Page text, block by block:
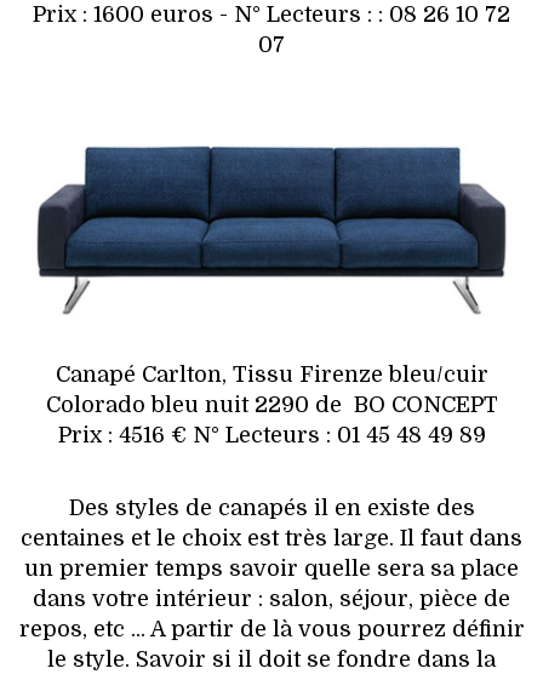
Prix : 1600 euros - N° Lecteurs : : 08 26 10 72
07
Canapé Carlton, Tissu Firenze bleu/cuir
Colorado bleu nuit 2290 de BO CONCEPT
Prix : 4516 € N° Lecteurs : 01 45 48 49 89
Des styles de canapés il en existe des
centaines et le choix est très large. Il faut dans
un premier temps savoir quelle sera sa place
dans votre intérieur : salon, séjour, pièce de
repos, etc ... A partir de là vous pourrez définir
le style. Savoir si il doit se fondre dans la